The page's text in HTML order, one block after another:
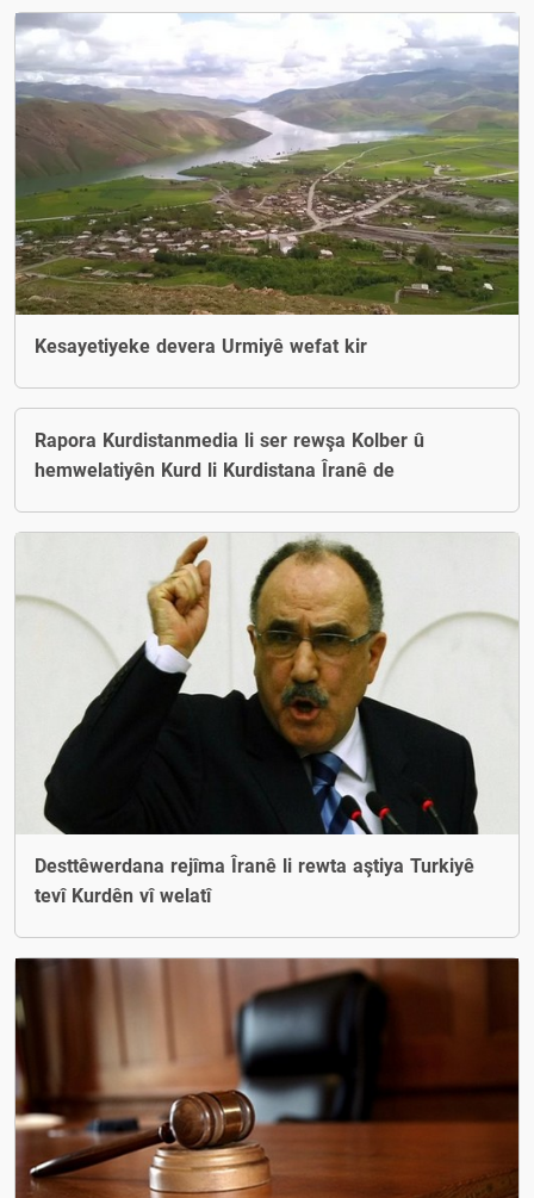
Kesayetiyeke devera Urmiyê wefat kir
Rapora Kurdistanmedia li ser rewşa Kolber û
hemwelatiyên Kurd li Kurdistana Îranê de
Desttêwerdana rejîma Îranê li rewta aştiya Turkiyê
tevî Kurdên vî welatî